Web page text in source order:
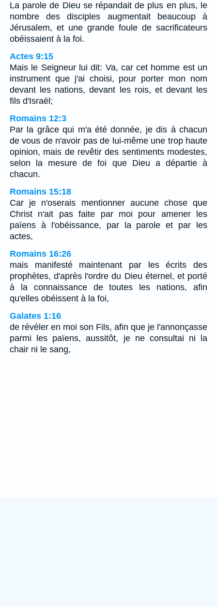
La parole de Dieu se répandait de plus en plus, le
nombre des disciples augmentait beaucoup à
Jérusalem, et une grande foule de sacrificateurs
obéissaient à la foi.
Actes 9:15
Mais le Seigneur lui dit: Va, car cet homme est un
instrument que j'ai choisi, pour porter mon nom
devant les nations, devant les rois, et devant les
fils d'Israël;
Romains 12:3
Par la grâce qui m'a été donnée, je dis à chacun
de vous de n'avoir pas de lui-même une trop haute
opinion, mais de revêtir des sentiments modestes,
selon la mesure de foi que Dieu a départie à
chacun.
Romains 15:18
Car je n'oserais mentionner aucune chose que
Christ n'ait pas faite par moi pour amener les
païens à l'obéissance, par la parole et par les
actes,
Romains 16:26
mais manifesté maintenant par les écrits des
prophètes, d'après l'ordre du Dieu éternel, et porté
à la connaissance de toutes les nations, afin
qu'elles obéissent à la foi,
Galates 1:16
de révéler en moi son Fils, afin que je l'annonçasse
parmi les païens, aussitôt, je ne consultai ni la
chair ni le sang,